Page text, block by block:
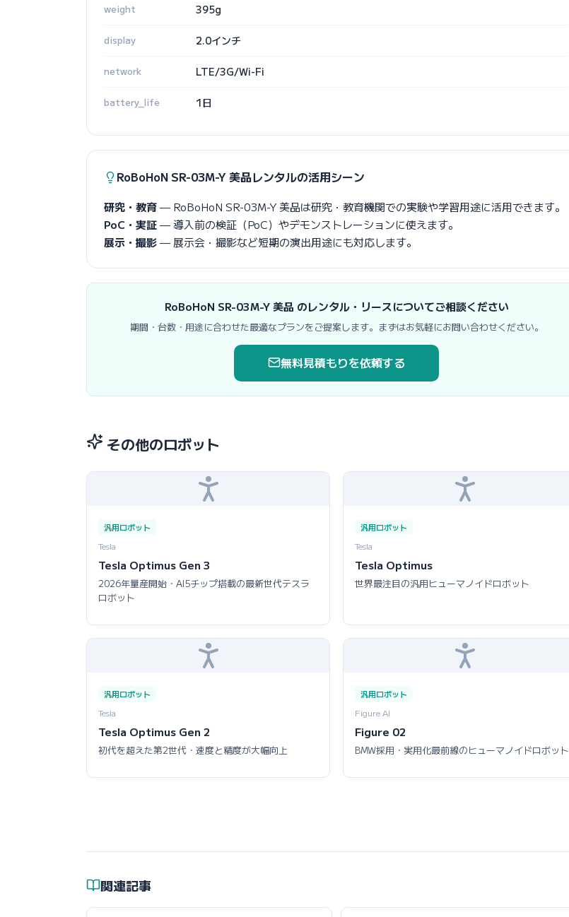
weight 395g
display 2.0インチ
network LTE/3G/Wi-Fi
battery_life 1日
RoBoHoN SR-03M-Y 美品レンタルの活用シーン
研究・教育— RoBoHoN SR-03M-Y 美品は研究・教育機関での実験や学習用途に活用できます。
PoC・実証— 導入前の検証（PoC）やデモンストレーションに使えます。
展示・撮影— 展示会・撮影など短期の演出用途にも対応します。
RoBoHoN SR-03M-Y 美品 のレンタル・リースについてご相談ください
期間・台数・用途に合わせた最適なプランをご提案します。まずはお気軽にお問い合わせください。
無料見積もりを依頼する
その他のロボット
汎用ロボット
Tesla
Tesla Optimus Gen 3
2026年量産開始・AI5チップ搭載の最新世代テスラ
ロボット
汎用ロボット
Tesla
Tesla Optimus
世界最注目の汎用ヒューマノイドロボット
汎用ロボット
Tesla
Tesla Optimus Gen 2
初代を超えた第2世代・速度と精度が大幅向上
汎用ロボット
Figure AI
Figure 02
BMW採用・実用化最前線のヒューマノイドロボット
関連記事